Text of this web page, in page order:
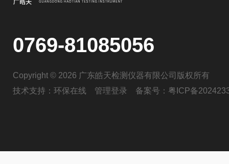
0769-81085056
Copyright © 2026 广东皓天检测仪器有限公司版权所有
技术支持： 环保在线 管理登录 备案号： 粤ICP备